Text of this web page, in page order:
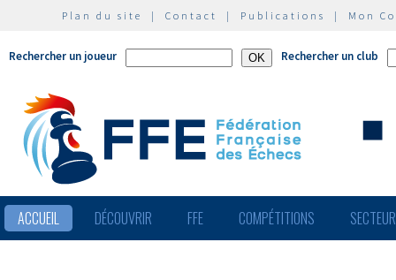
Plan du site | Contact | Publications | Mon
Rechercher un joueur Rechercher un club
ACCUEIL DÉCOUVRIR FFE COMPÉTITIONS